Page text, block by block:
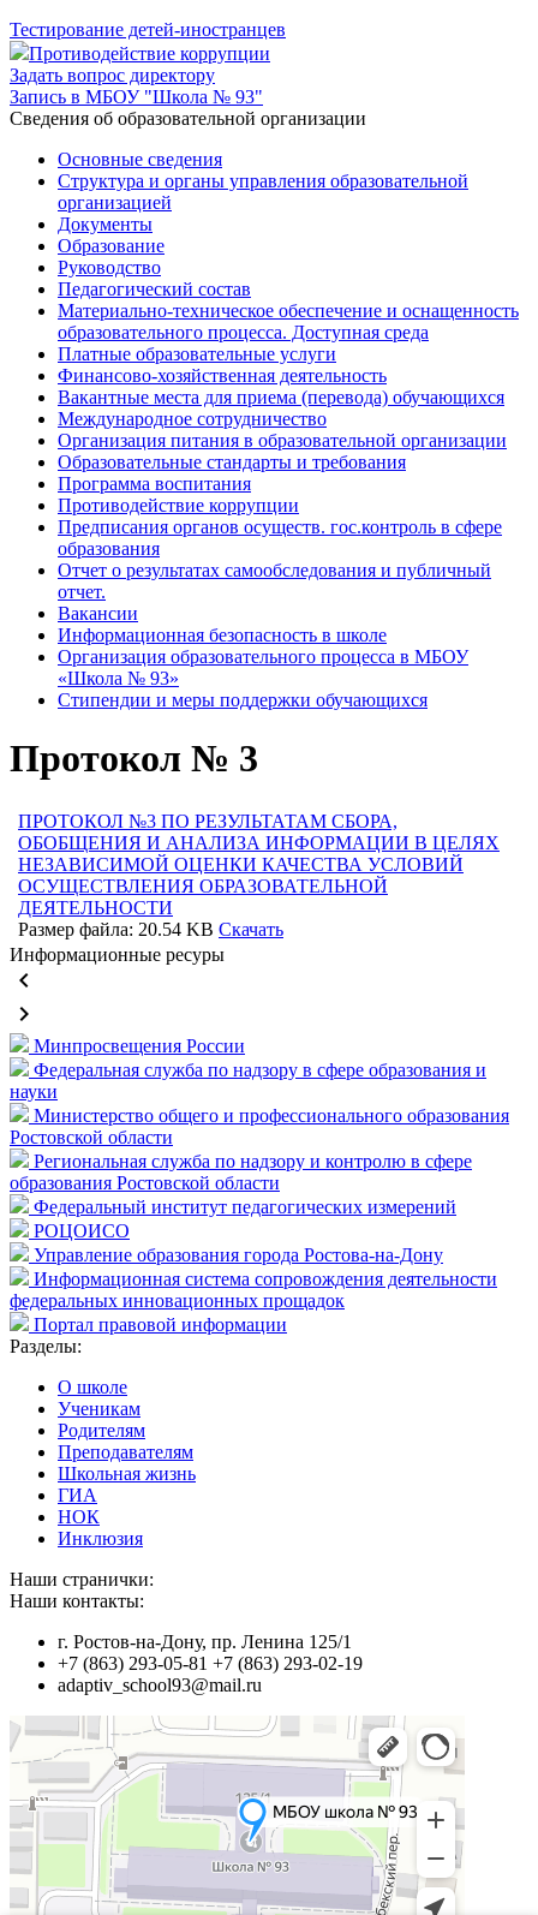
Тестирование детей-иностранцев
Противодействие коррупции
Задать вопрос директору
Запись в МБОУ "Школа № 93"
Cведения об образовательной организации
Основные сведения
Структура и органы управления образовательной
организацией
Документы
Образование
Руководство
Педагогический состав
Материально-техническое обеспечение и оснащенность
образовательного процесса. Доступная среда
Платные образовательные услуги
Финансово-хозяйственная деятельность
Вакантные места для приема (перевода) обучающихся
Международное сотрудничество
Организация питания в образовательной организации
Образовательные стандарты и требования
Программа воспитания
Противодействие коррупции
Предписания органов осуществ. гос.контроль в сфере
образования
Отчет о результатах самообследования и публичный
отчет.
Вакансии
Информационная безопасность в школе
Организация образовательного процесса в МБОУ
«Школа № 93»
Стипендии и меры поддержки обучающихся
Протокол № 3
ПРОТОКОЛ №3 ПО РЕЗУЛЬТАТАМ СБОРА,
ОБОБЩЕНИЯ И АНАЛИЗА ИНФОРМАЦИИ В ЦЕЛЯХ
НЕЗАВИСИМОЙ ОЦЕНКИ КАЧЕСТВА УСЛОВИЙ
ОСУЩЕСТВЛЕНИЯ ОБРАЗОВАТЕЛЬНОЙ
ДЕЯТЕЛЬНОСТИ
Размер файла: 20.54 KB Скачать
Информационные ресуры
keyboard_arrow_left
keyboard_arrow_right
Минпросвещения России
Федеральная служба по надзору в сфере образования и
науки
Министерство общего и профессионального образования
Ростовской области
Региональная служба по надзору и контролю в сфере
образования Ростовской области
Федеральный институт педагогических измерений
РОЦОИСО
Управление образования города Ростова-на-Дону
Информационная система сопровождения деятельности
федеральных инновационных прощадок
Портал правовой информации
Разделы:
О школе
Ученикам
Родителям
Преподавателям
Школьная жизнь
ГИА
НОК
Инклюзия
Наши странички:
Наши контакты:
г. Ростов-на-Дону, пр. Ленина 125/1
+7 (863) 293-05-81 +7 (863) 293-02-19
adaptiv_school93@mail.ru